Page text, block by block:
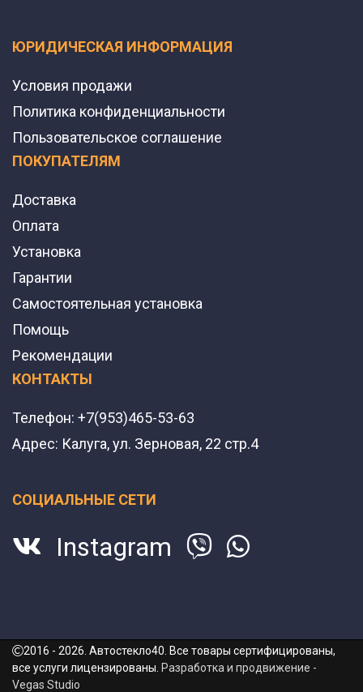
ЮРИДИЧЕСКАЯ ИНФОРМАЦИЯ
Условия продажи
Политика конфиденциальности
Пользовательское соглашение
ПОКУПАТЕЛЯМ
Доставка
Оплата
Установка
Гарантии
Самостоятельная установка
Помощь
Рекомендации
КОНТАКТЫ
Телефон: +7(953)465-53-63
Адрес: Калуга, ул. Зерновая, 22 стр.4
СОЦИАЛЬНЫЕ СЕТИ
Instagram
2016 - 2026. Автостекло40. Все товары сертифицированы,
все услуги лицензированы. Разработка и продвижение -
Vegas Studio